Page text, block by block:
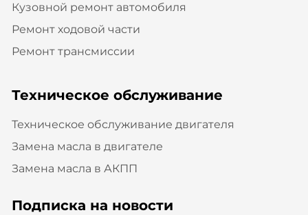
Кузовной ремонт автомобиля
Ремонт ходовой части
Ремонт трансмиссии
Техническое обслуживание
Техническое обслуживание двигателя
Замена масла в двигателе
Замена масла в АКПП
Подписка на новости